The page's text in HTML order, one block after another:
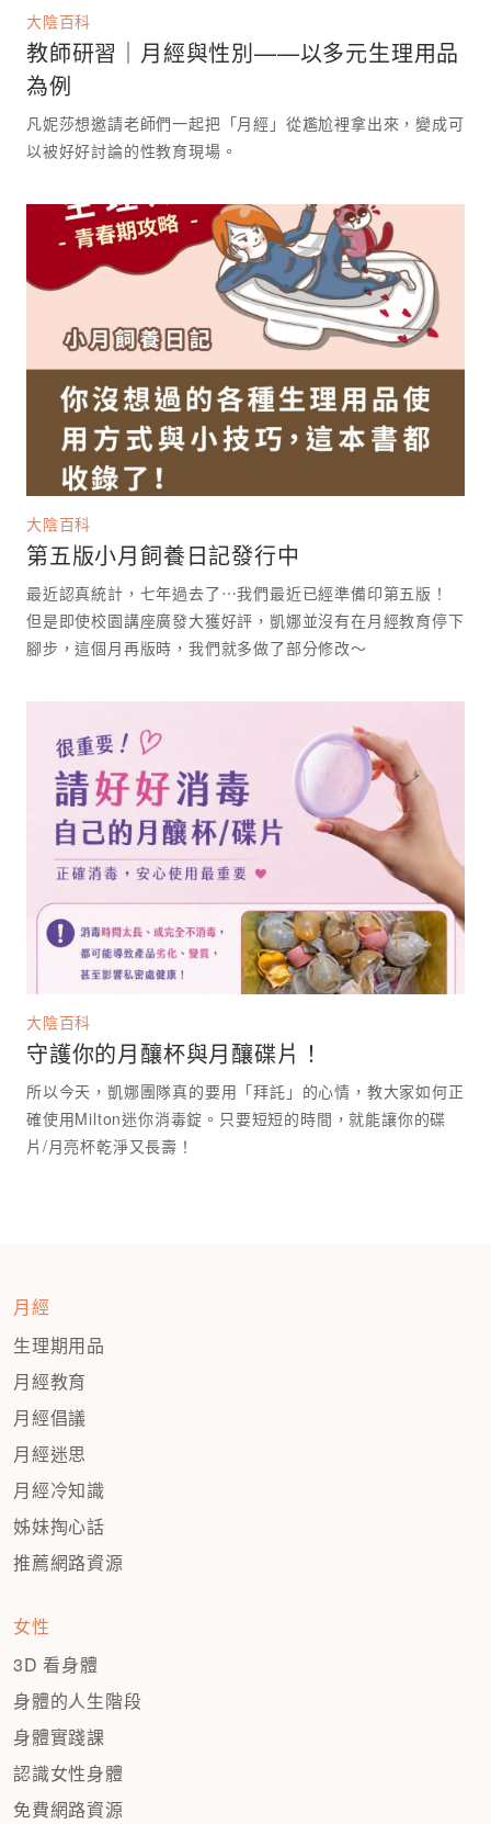
大陰百科
教師研習｜月經與性別——以多元生理用品
為例
凡妮莎想邀請老師們一起把「月經」從尷尬裡拿出來，變成可
大陰百科
第五版小月飼養日記發行中
最近認真統計，七年過去了⋯我們最近已經準備印第五版！
但是即使校園講座廣發大獲好評，凱娜並沒有在月經教育停下
腳步，這個月再版時，我們就多做了部分修改～
大陰百科
守護你的月釀杯與月釀碟片！
所以今天，凱娜團隊真的要用「拜託」的心情，教大家如何正
確使用Milton迷你消毒錠。只要短短的時間，就能讓你的碟
月經
生理期用品
月經教育
月經倡議
月經迷思
月經冷知識
姊妹掏心話
推薦網路資源
女性
3D 看身體
身體的人生階段
身體實踐課
認識女性身體
免費網路資源